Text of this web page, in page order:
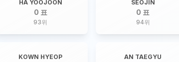
HA YOOJOON
0 표
93위
SEOJIN
0 표
94위
KOWN HYEOP AN TAEGYU